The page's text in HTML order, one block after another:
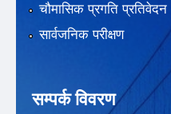
चौमासिक प्रगति प्रतिवेदन
सार्वजनिक परीक्षण
सम्पर्क विवरण